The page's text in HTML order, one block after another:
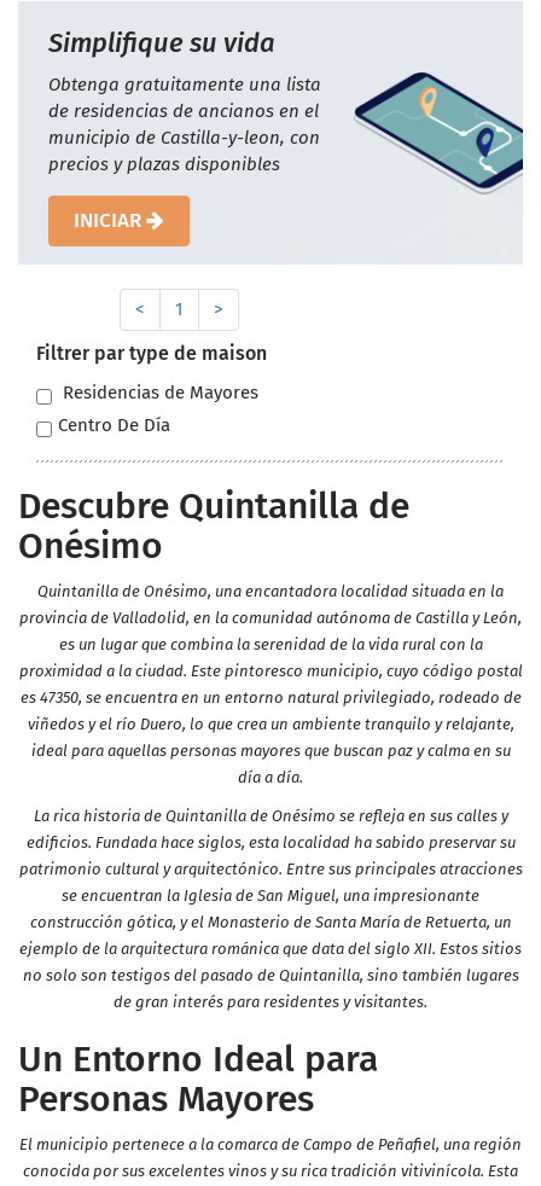
Simplifique su vida
Obtenga gratuitamente una lista
de residencias de ancianos en el
municipio de Castilla-y-leon, con
precios y plazas disponibles
INICIAR
< 1 >
Filtrer par type de maison
Residencias de Mayores
Centro De Día
Descubre Quintanilla de
Onésimo
Quintanilla de Onésimo, una encantadora localidad situada en la
provincia de Valladolid, en la comunidad autónoma de Castilla y León,
es un lugar que combina la serenidad de la vida rural con la
proximidad a la ciudad. Este pintoresco municipio, cuyo código postal
es 47350, se encuentra en un entorno natural privilegiado, rodeado de
viñedos y el río Duero, lo que crea un ambiente tranquilo y relajante,
ideal para aquellas personas mayores que buscan paz y calma en su
día a día.
La rica historia de Quintanilla de Onésimo se refleja en sus calles y
edificios. Fundada hace siglos, esta localidad ha sabido preservar su
patrimonio cultural y arquitectónico. Entre sus principales atracciones
se encuentran la Iglesia de San Miguel, una impresionante
construcción gótica, y el Monasterio de Santa María de Retuerta, un
ejemplo de la arquitectura románica que data del siglo XII. Estos sitios
no solo son testigos del pasado de Quintanilla, sino también lugares
de gran interés para residentes y visitantes.
Un Entorno Ideal para
Personas Mayores
El municipio pertenece a la comarca de Campo de Peñafiel, una región
conocida por sus excelentes vinos y su rica tradición vitivinícola. Esta